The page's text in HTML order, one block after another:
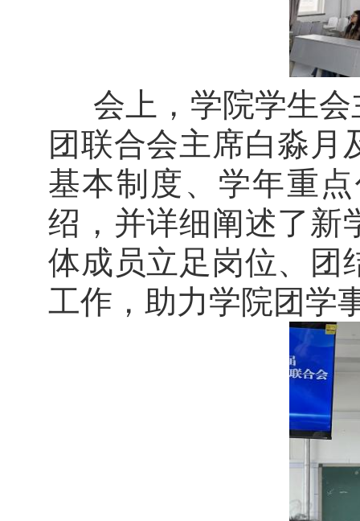
会上 ， 学院学生
团联合会主席白淼月
基本制度、学年重
绍 ， 并详细阐述了新
体成员立足岗位、团
工作 ， 助力学院团学